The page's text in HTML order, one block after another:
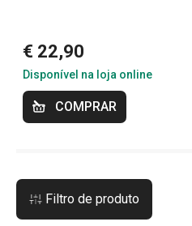
€ 22,90
Disponível na loja online
COMPRAR
Filtro de produto